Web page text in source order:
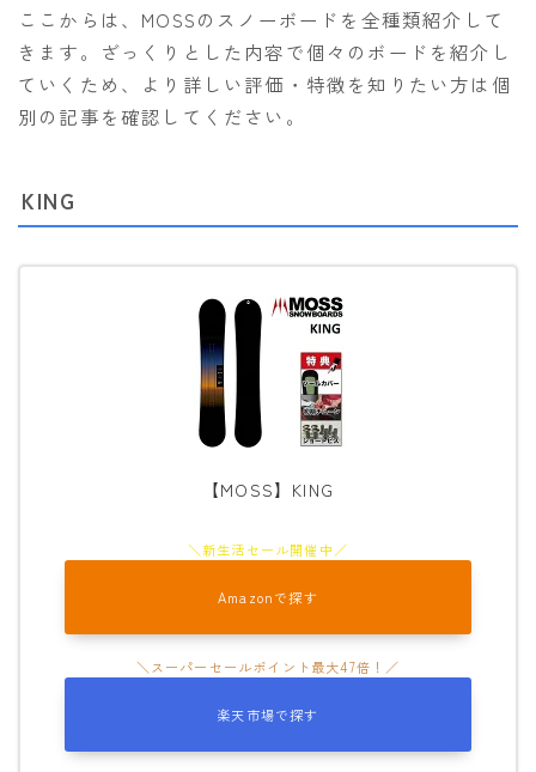
ここからは、MOSSのスノーボードを全種類紹介して
きます。ざっくりとした内容で個々のボードを紹介し
ていくため、より詳しい評価・特徴を知りたい方は個
別の記事を確認してください。
KING
【MOSS】KING
Amazonで探す
楽天市場で探す